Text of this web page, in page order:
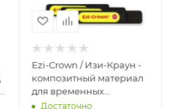
Ezi-Crown / Изи-Краун -
композитный материал
для временных
конструкци А2 (3 шт.*15 г)
Достаточно